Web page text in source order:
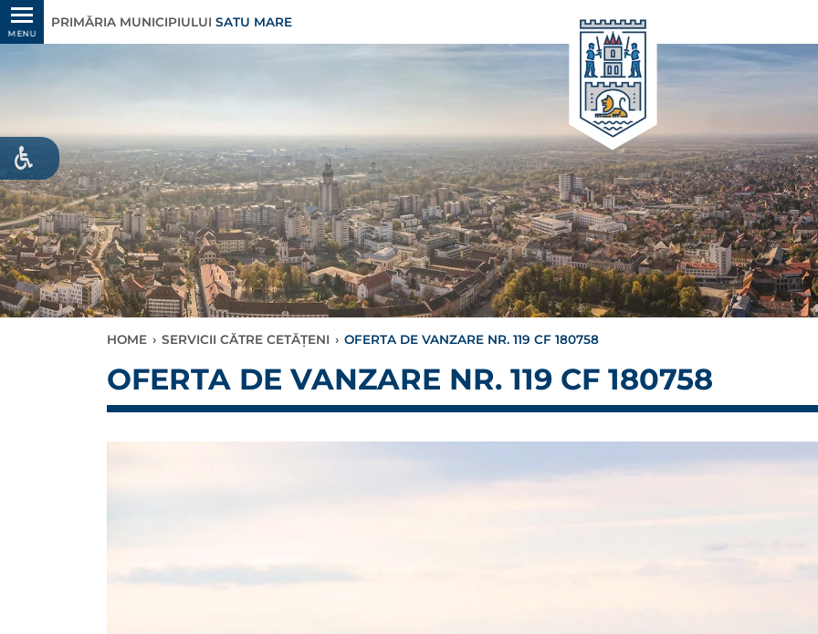
MENU
PRIMĂRIA MUNICIPIULUI SATU MARE
HOME › SERVICII CĂTRE CETĂȚENI › OFERTA DE VANZARE NR. 119 CF 180758
OFERTA DE VANZARE NR. 119 CF 180758